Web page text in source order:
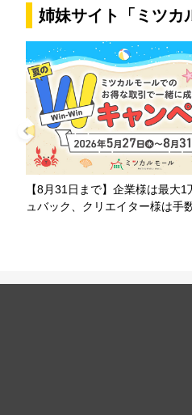
姉妹サイト「ミツカ
【8月31日まで】企業様は最大1
ュバック、クリエイター様は手